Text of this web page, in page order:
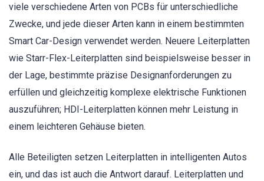
viele verschiedene Arten von PCBs für unterschiedliche
Zwecke, und jede dieser Arten kann in einem bestimmten
Smart Car-Design verwendet werden. Neuere Leiterplatten
wie Starr-Flex-Leiterplatten sind beispielsweise besser in
der Lage, bestimmte präzise Designanforderungen zu
erfüllen und gleichzeitig komplexe elektrische Funktionen
auszuführen; HDI-Leiterplatten können mehr Leistung in
einem leichteren Gehäuse bieten.
Alle Beteiligten setzen Leiterplatten in intelligenten Autos
ein, und das ist auch die Antwort darauf. Leiterplatten und